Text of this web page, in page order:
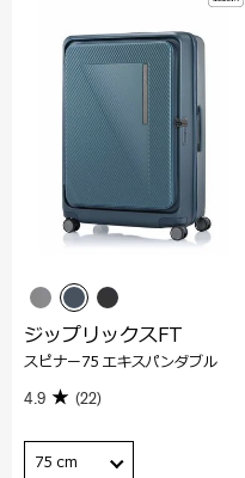
ジップリックスFT
スピナー75 エキスパンダブル
4.9 (22)
75 cm